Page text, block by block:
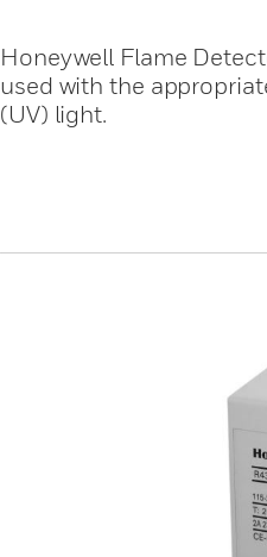
Honeywell Flame
used with the
(UV) light.